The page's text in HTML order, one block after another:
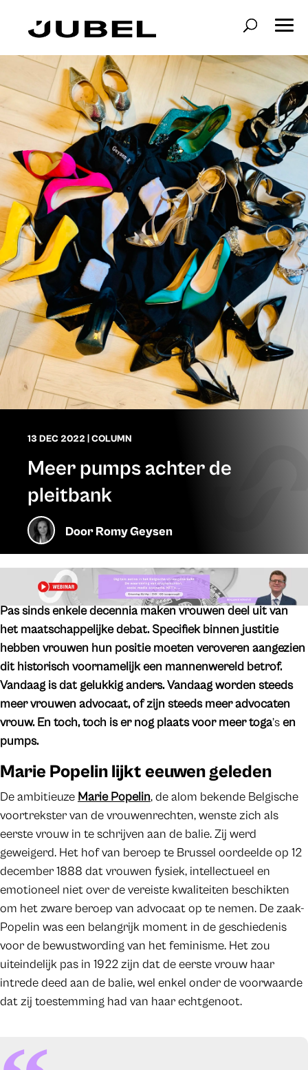
13 DEC 2022 COLUMN
Meer pumps achter de
pleitbank
DoorRomy Geysen
Pas sinds enkele decennia maken vrouwen deel uit van
het maatschappelijke debat. Specifiek binnen justitie
hebben vrouwen hun positie moeten veroveren aangezien
dit historisch voornamelijk een mannenwereld betrof.
Vandaag is dat gelukkig anders. Vandaag worden steeds
meer vrouwen advocaat, of zijn steeds meer advocaten
vrouw. En toch, toch is er nog plaats voor meer toga’sen
pumps.
Marie Popelin lijkt eeuwen geleden
De ambitieuze Marie Popelin, de alom bekende Belgische
voortrekster van de vrouwenrechten, wenste zich als
eerste vrouw in te schrijven aan de balie. Zij werd
geweigerd. Het hof van beroep te Brussel oordeelde op 12
december 1888 dat vrouwen fysiek, intellectueel en
emotioneel niet over de vereiste kwaliteiten beschikten
om het zware beroep van advocaat op te nemen. De zaak-
Popelin was een belangrijk moment in de geschiedenis
voor de bewustwording van het feminisme. Het zou
uiteindelijk pas in 1922 zijn dat de eerste vrouw haar
intrede deed aan de balie, wel enkel onder de voorwaarde
dat zij toestemming had van haar echtgenoot.